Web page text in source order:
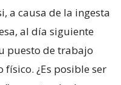
a causa de la ingesta
al día siguiente
puesto de trabajo
¿Es posible ser